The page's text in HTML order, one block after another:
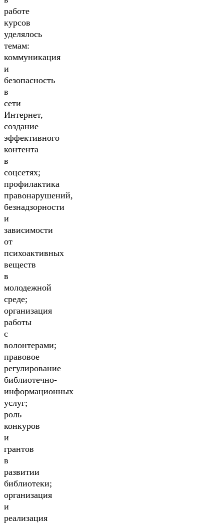
работе
курсов
уделялось
темам:
коммуникация
и
безопасность
в
сети
Интернет,
создание
эффективного
контента
в
соцсетях;
профилактика
правонарушений,
безнадзорности
и
зависимости
от
психоактивных
веществ
в
молодежной
среде;
организация
работы
с
волонтерами;
правовое
регулирование
библиотечно-
информационных
услуг;
роль
конкуров
и
грантов
в
развитии
библиотеки;
организация
и
реализация